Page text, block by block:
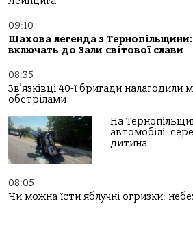
09:10
Шахова легенда з Тернопільщини:
включать до Зали світової слави
08:35
Зв’язківці 40-ї бригади налагодили
обстрілами
На
автомобілі:
дитина
08:05
Чи можна їсти яблучні огризки: